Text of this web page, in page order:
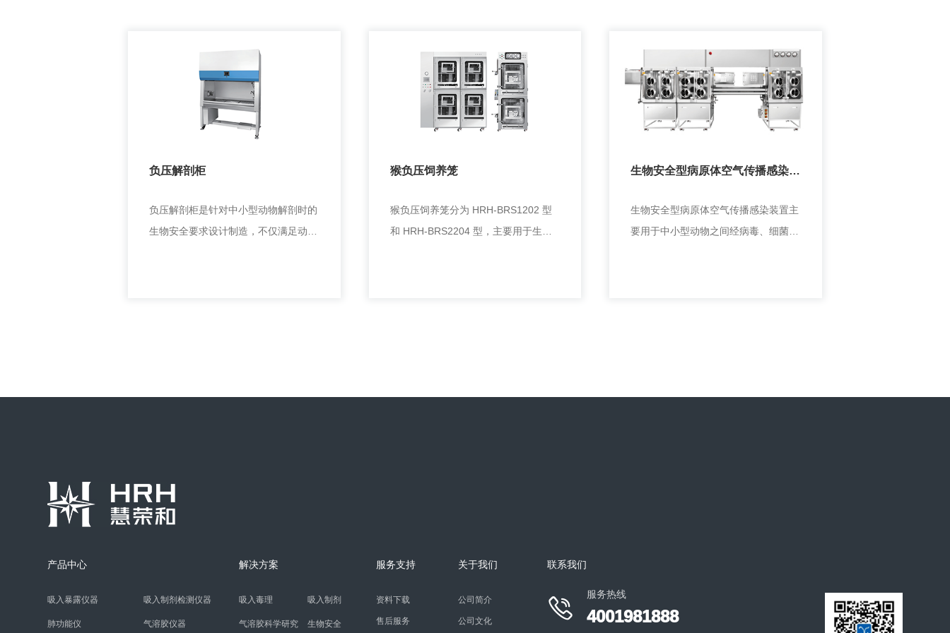
负压解剖柜
负压解剖柜是针对中小型动物解剖时的
生物安全要求设计制造，不仅满足动物
猴负压饲养笼
猴负压饲养笼分为 HRH-BRS1202 型
和 HRH-BRS2204 型，主要用于生物
生物安全型病原体空气传播感染装
生物安全型病原体空气传播感染装置主
要用于中小型动物之间经病毒、细菌等
置
产品中心
吸入暴露仪器 吸入制剂检测仪器
肺功能仪 气溶胶仪器
解决方案
吸入毒理 吸入制剂
气溶胶科学研究 生物安全
服务支持
资料下载
售后服务
关于我们
公司简介
公司文化
联系我们

服务热线
4001981888